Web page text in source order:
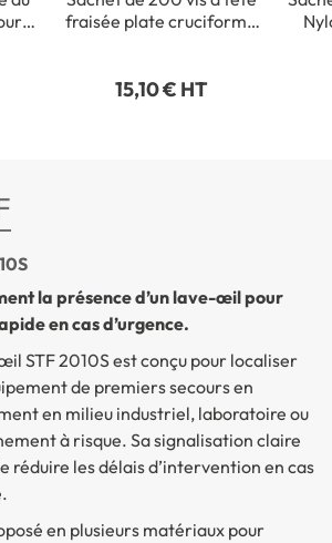
fraisée plate cruciforme
15,10 € HT
la présence d’un lave-œil pour
en cas d’urgence.
STF 2010S est conçu pour localiser
de premiers secours en
en milieu industriel, laboratoire ou
à risque. Sa signalisation claire
réduire les délais d’intervention en cas
en plusieurs matériaux pour